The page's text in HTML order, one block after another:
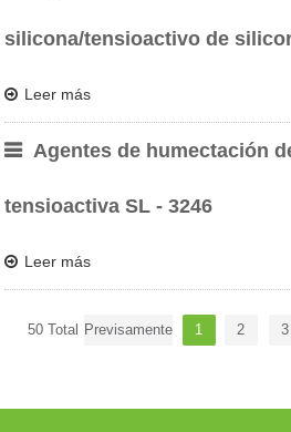
silicona/tensioactivo de
Leer más
Agentes de humectación
tensioactiva SL - 3246
Leer más
50 Total Previsamente 1 2 3